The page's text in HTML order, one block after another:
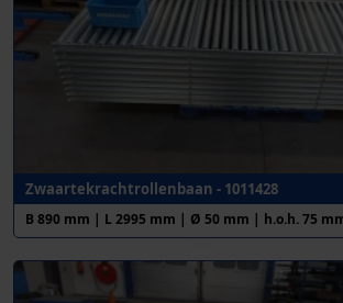
Zwaartekrachtrollenbaan - 1011428
B 890 mm | L 2995 mm | Ø 50 mm | h.o.h. 75